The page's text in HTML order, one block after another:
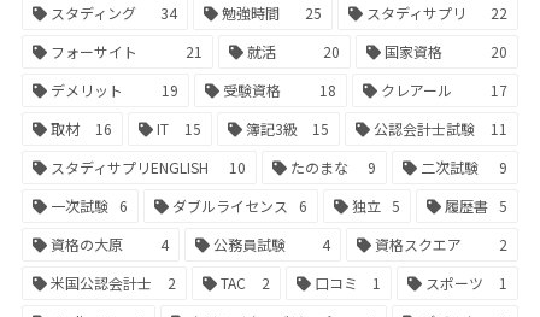
スタディング
34 勉強時間 25 スタディサプリ
22
フォーサイト
21 就活 20 国家資格
20
デメリット
19 受験資格 18 クレアール
17
取材
16 IT 15 簿記3級 15 公認会計士試験
11
スタディサプリENGLISH
10 たのまな 9 二次試験
9
一次試験 6 ダブルライセンス 6 独立 5 履歴書 5
資格の大原
4 公務員試験 4 資格スクエア
2
米国公認会計士
2 TAC 2 口コミ 1 スポーツ
1